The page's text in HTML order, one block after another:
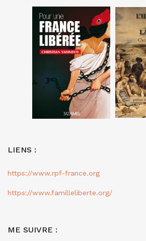
LIENS :
https://www.rpf-france.org
https://www.familleliberte.org/
ME SUIVRE :